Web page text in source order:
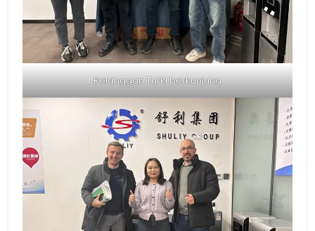
Pelanggan Turki berkunjung